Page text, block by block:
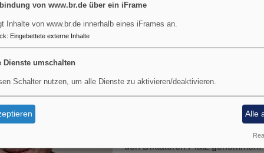
- Herbst der
statt Kuschelkurs mit
Eine bitterböse Karikatur
Entscheidungen'. Auf einer
die Mächtigen zusammen. Da
Staatschefs Chinas, Russlands
und auf der anderen Seite sitzt
Blondschopf aus Amerika hat
den Diktatoren Platz genommen.
von www.br.de über ein iFrame
Inhalte von www.br.de innerhalb eines iFrames an.
: Eingebettete externe Inhalte
Dienste umschalten
Schalter nutzen, um alle Dienste zu aktivieren/deaktivieren.
Alle